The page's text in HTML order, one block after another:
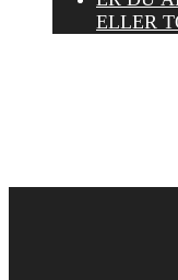
ELLER